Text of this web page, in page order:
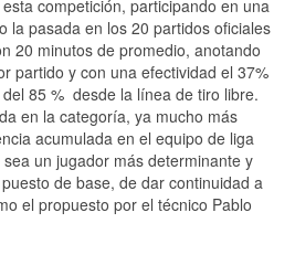
competición, participando en una
la pasada en los 20 partidos oficiales
20 minutos de promedio, anotando
partido y con una efectividad el 37%
85 % desde la línea de tiro libre.
en la categoría, ya mucho más
acumulada en el equipo de liga
un jugador más determinante y
de base, de dar continuidad a
el propuesto por el técnico Pablo